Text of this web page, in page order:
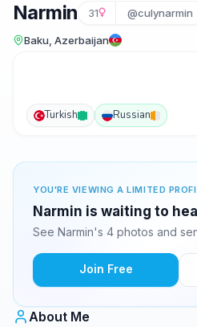
Narmin 31 @culynarmin
Baku, Azerbaijan
Turkish Russian
YOU'RE VIEWING A LIMITED
Narmin is waiting to
See Narmin's 4 photos and
Join Free
About Me